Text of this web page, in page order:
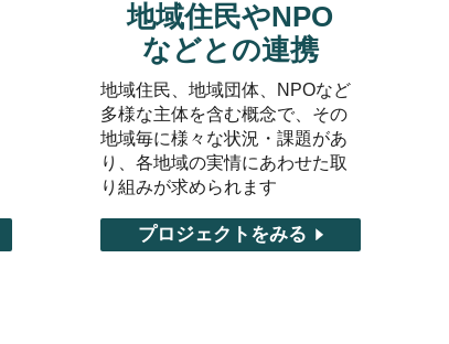
地域住民やNPO
などとの連携
地域住民、地域団体、NPOなど
多様な主体を含む概念で、その
地域毎に様々な状況・課題があ
り、各地域の実情にあわせた取
り組みが求められます
プロジェクトをみる